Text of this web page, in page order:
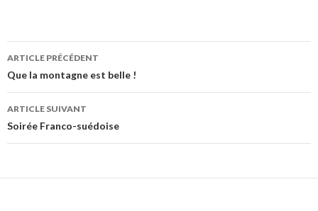
Navigation
des
articles
ARTICLE PRÉCÉDENT
Que la montagne est belle !
ARTICLE SUIVANT
Soirée Franco-suédoise